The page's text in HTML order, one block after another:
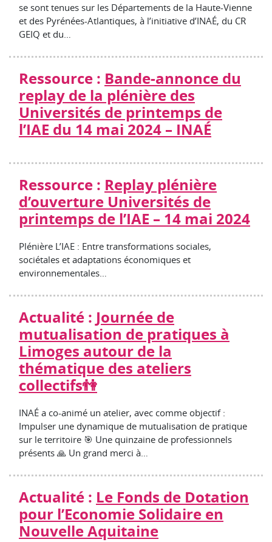
se sont tenues sur les Départements de la Haute-Vienne
et des Pyrénées-Atlantiques, à l’initiative d’INAÉ, du CR
GEIQ et du…
Ressource : Bande-annonce du
replay de la plénière des
Universités de printemps de
l’IAE du 14 mai 2024 – INAÉ
Ressource : Replay plénière
d’ouverture Universités de
printemps de l’IAE – 14 mai 2024
Plénière L’IAE : Entre transformations sociales,
sociétales et adaptations économiques et
environnementales…
Actualité : Journée de
mutualisation de pratiques à
Limoges autour de la
thématique des ateliers
collectifs👫
INAÉ a co-animé un atelier, avec comme objectif :
Impulser une dynamique de mutualisation de pratique
sur le territoire 🎯 Une quinzaine de professionnels
présents 🙏 Un grand merci à…
Actualité : Le Fonds de Dotation
pour l’Economie Solidaire en
Nouvelle Aquitaine